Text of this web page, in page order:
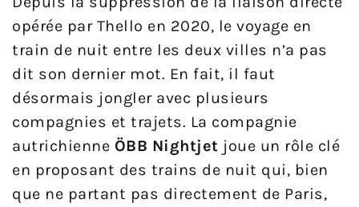
opérée par Thello en 2020, le voyage en
train de nuit entre les deux villes n’a pas
dit son dernier mot. En fait, il faut
désormais jongler avec plusieurs
compagnies et trajets. La compagnie
autrichienne ÖBB Nightjet joue un rôle clé
en proposant des trains de nuit qui, bien
que ne partant pas directement de Paris,